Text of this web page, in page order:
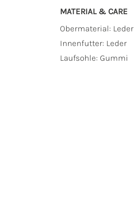
MATERIAL & CARE
Obermaterial: Leder
Innenfutter: Leder
Laufsohle: Gummi